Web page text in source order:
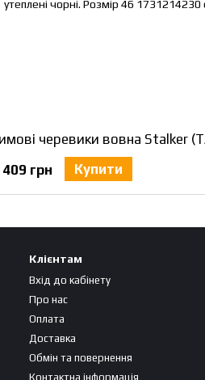
409 грн
Купити
Клієнтам
Вхід до кабінету
Про нас
Оплата
Доставка
Обмін та повернення
Контактна інформація